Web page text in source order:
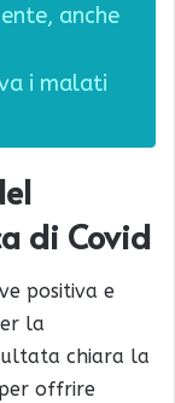
anche
i malati
di Covid
positiva e
la
chiara la
offrire